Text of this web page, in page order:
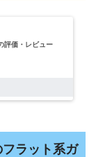
評価・レビュー
フラット系ガ